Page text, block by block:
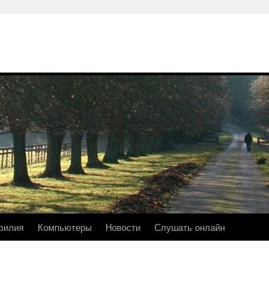
Компьютеры Новости Слушать онлайн